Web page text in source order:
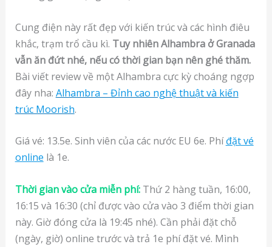
Cung điện này rất đẹp với kiến trúc và các hình điêu
khắc, trạm trổ cầu kì. Tuy nhiên Alhambra ở Granada
vẫn ăn đứt nhé, nếu có thời gian bạn nên ghé thăm.
Bài viết review về một Alhambra cực kỳ choáng ngợp
đây nha: Alhambra – Đỉnh cao nghệ thuật và kiến
trúc Moorish.
Giá vé: 13.5e. Sinh viên của các nước EU 6e. Phíđặt vé
online là 1e.
Thời gian vào cửa miễn phí: Thứ 2 hàng tuần, 16:00,
16:15 và 16:30 (chỉ được vào cửa vào 3 điểm thời gian
này. Giờ đóng cửa là 19:45 nhé). Cần phải đặt chỗ
(ngày, giờ) online trước và trả 1e phí đặt vé. Mình